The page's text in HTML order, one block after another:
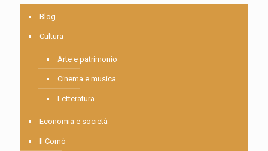
Blog
Cultura
Arte e patrimonio
Cinema e musica
Letteratura
Economia e società
Il Comò